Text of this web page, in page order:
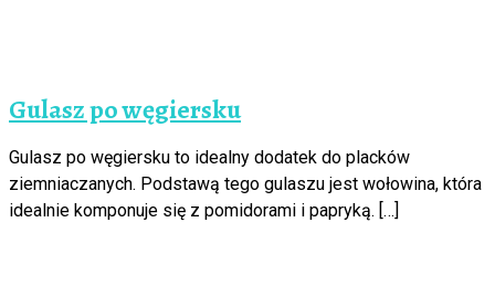
Gulasz po węgiersku
Gulasz po węgiersku to idealny dodatek do placków
ziemniaczanych. Podstawą tego gulaszu jest wołowina, która
idealnie komponuje się z pomidorami i papryką. […]